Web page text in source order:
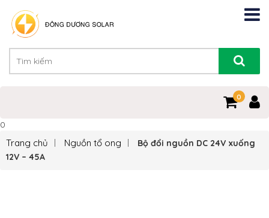
0
0
Trang chủ Nguồn tổ ong
Bộ đổi nguồn DC 24V xuống
12V – 45A